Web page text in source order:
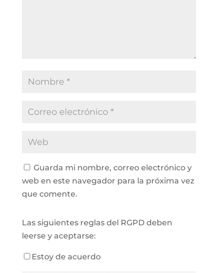
Guarda mi nombre, correo electrónico y
web en este navegador para la próxima vez
que comente.
Las siguientes reglas del RGPD deben
leerse y aceptarse:
Estoy de acuerdo